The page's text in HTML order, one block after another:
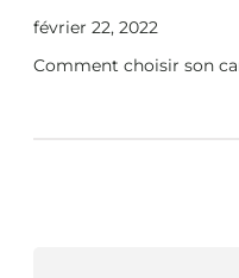
février 22, 2022
Comment choisir son